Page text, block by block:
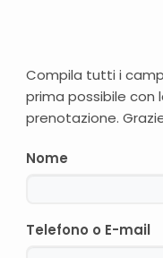
Compila tutti i
prima possibile con
prenotazione.
Nome
Telefono o E-mail